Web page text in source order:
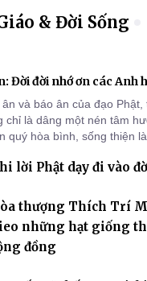
& Đời Sống
Đời đời nhớ ơn các Anh
và báo ân của đạo
chỉ là dâng một nén tâm
quý hòa bình, sống thiện
lời Phật dạy đi vào
thượng Thích Trí
những hạt giống
đồng